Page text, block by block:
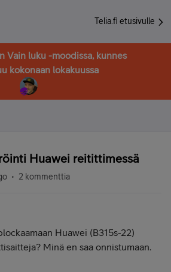
Telia.fi etusivulle
Vain luku -moodissa, kunnes
kokonaan lokakuussa
Huawei reitittimessä
2 kommenttia
Huawei (B315s-22)
Minä en saa onnistumaan.